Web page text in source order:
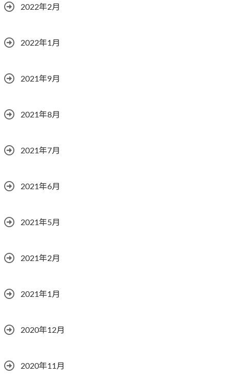
2022年2月
2022年1月
2021年9月
2021年8月
2021年7月
2021年6月
2021年5月
2021年2月
2021年1月
2020年12月
2020年11月